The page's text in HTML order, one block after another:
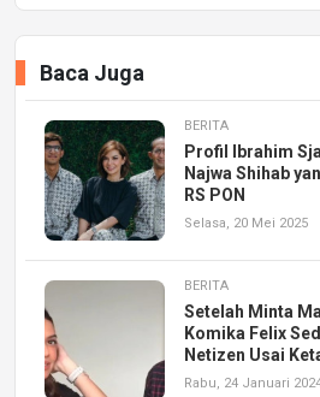
Baca Juga
BERITA
Profil Ibrahim
Najwa Shihab
RS PON
Selasa, 20 Mei 2025
BERITA
Setelah Minta
Komika Felix
Netizen Usai
Rabu, 24 Januari